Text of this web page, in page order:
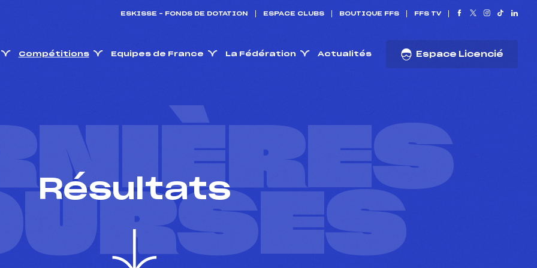
ESKISSE – FONDS DE DOTATION ESPACE CLUBS BOUTIQUE FFS FFS TV
Compétitions Equipes de France La Fédération Actualités Espace Licencié
Résultats